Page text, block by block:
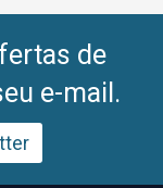
de
e-mail.